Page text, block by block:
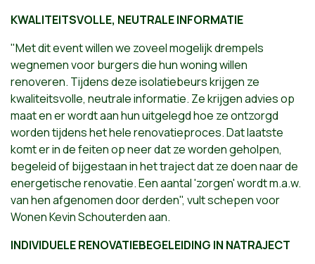
KWALITEITSVOLLE, NEUTRALE INFORMATIE
"Met dit event willen we zoveel mogelijk drempels
wegnemen voor burgers die hun woning willen
renoveren. Tijdens deze isolatiebeurs krijgen ze
kwaliteitsvolle, neutrale informatie. Ze krijgen advies op
maat en er wordt aan hun uitgelegd hoe ze ontzorgd
worden tijdens het hele renovatieproces. Dat laatste
komt er in de feiten op neer dat ze worden geholpen,
begeleid of bijgestaan in het traject dat ze doen naar de
energetische renovatie. Een aantal 'zorgen' wordt m.a.w.
van hen afgenomen door derden", vult schepen voor
Wonen Kevin Schouterden aan.
INDIVIDUELE RENOVATIEBEGELEIDING IN NATRAJECT